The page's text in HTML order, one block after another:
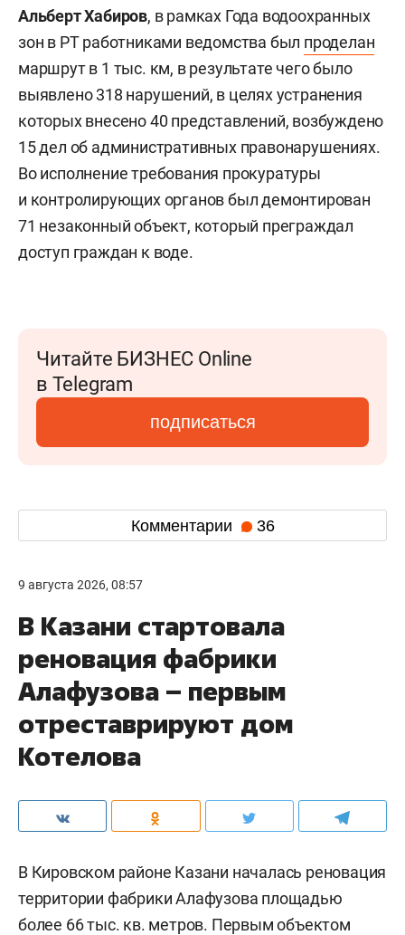
Альберт Хабиров, в рамках Года водоохранных
зон в РТработниками ведомства был проделан
маршрут в 1 тыс. км, в результате чего было
выявлено 318 нарушений, в целях устранения
которых внесено 40 представлений, возбуждено
15 дел об административных правонарушениях.
Во исполнение требования прокуратуры
и контролирующих органов был демонтирован
71 незаконный объект, который преграждал
доступ граждан к воде.
Читайте БИЗНЕС Online
в Telegram
подписаться
Комментарии 36
9 августа 2026, 08:57
В Казани стартовала
реновация фабрики
Алафузова – первым
отреставрируют дом
Котелова
В Кировском районе Казани началась реновация
территории фабрики Алафузова площадью
более 66 тыс. кв. метров. Первым объектом